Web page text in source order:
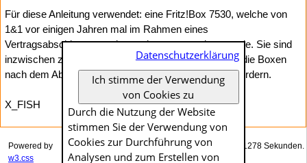
Für diese Anleitung verwendet: eine Fritz!Box 7530, welche von
1&1 vor einigen Jahren mal im Rahmen eines
Vertragsabschlusses an jemandem ausgegeben wurde. Sie sind
inzwischen zuhauf im Internet zu finden, 1&1 scheint die Boxen
nach dem Ablauf der Vertragslaufzeit nicht zurückzufordern.
X_FISH
Das Generieren dieser Seite dauerte genau 0.01278 Sekunden.
Powered by
w3.css
Datenschutzerklärung
Ich stimme der Verwendung
von Cookies zu
Durch die Nutzung der Website
stimmen Sie der Verwendung von
Cookies zur Durch­führung von
Analysen und zum Erstellen von